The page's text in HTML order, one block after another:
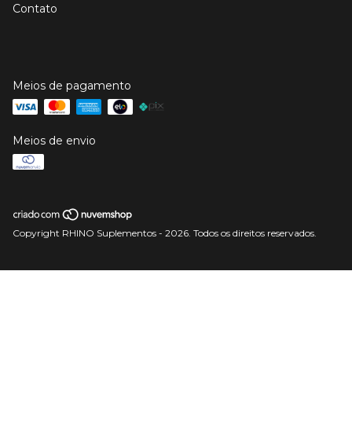
Contato
Meios de pagamento
Meios de envio
Copyright RHINO Suplementos - 2026. Todos os direitos reservados.